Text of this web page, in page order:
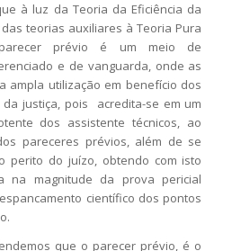
à luz da Teoria da Eficiência da
teorias auxiliares à Teoria Pura
prévio é um meio de
e de vanguarda, onde as
ampla utilização em benefício dos
justiça, pois acredita-se em um
dos assistente técnicos, ao
pareceres prévios, além de se
perito do juízo, obtendo com isto
na magnitude da prova pericial
científico dos pontos
que o parecer prévio, é o